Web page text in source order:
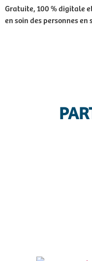
Gratuite, 100 % digitale
en soin des personnes